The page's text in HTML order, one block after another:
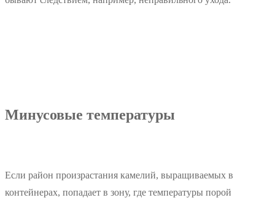
Минусовые температуры
Если район произрастания камелий, выращиваемых в
контейнерах, попадает в зону, где температуры порой